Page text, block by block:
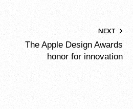
NEXT
The Apple Design Awards
honor for innovation